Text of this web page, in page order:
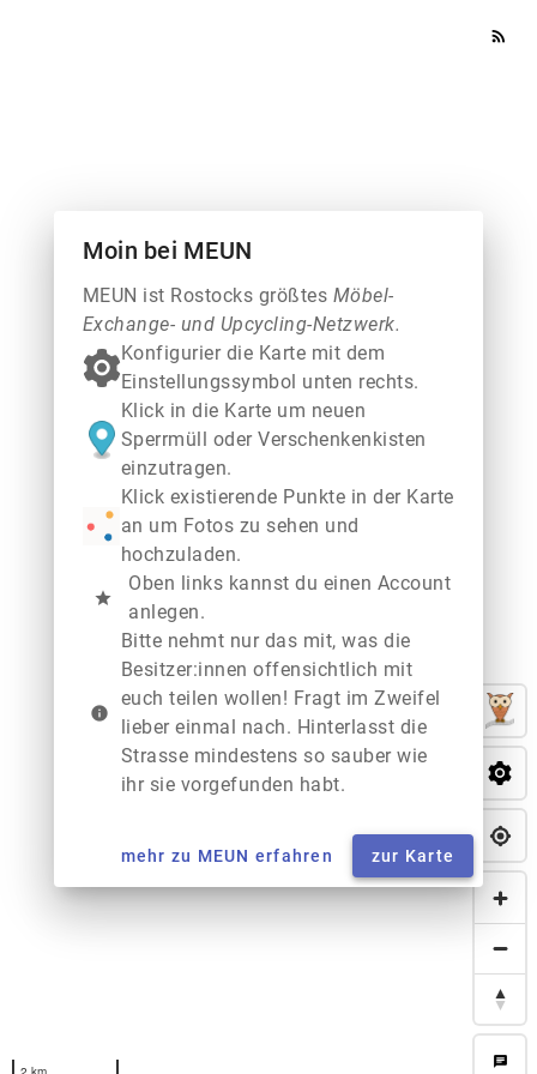
rss_feed
chat
Moin bei MEUN
MEUN ist Rostocks größtes Möbel-
Exchange- und Upcycling-Netzwerk.
Konfigurier die Karte mit dem
Einstellungssymbol unten rechts.
Klick in die Karte um neuen
Sperrmüll oder Verschenkenkisten
einzutragen.
Klick existierende Punkte in der Karte
an um Fotos zu sehen und
hochzuladen.
star
Oben links kannst du einen Account
anlegen.
info
Bitte nehmt nur das mit, was die
Besitzer:innen offensichtlich mit
euch teilen wollen! Fragt im Zweifel
lieber einmal nach. Hinterlasst die
Strasse mindestens so sauber wie
ihr sie vorgefunden habt.
mehr zu MEUN erfahren zur Karte